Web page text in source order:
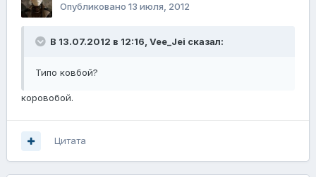
Опубликовано 13 июля, 2012
В 13.07.2012 в 12:16, Vee_Jei сказал:
Типо ковбой?
коровобой.
Цитата